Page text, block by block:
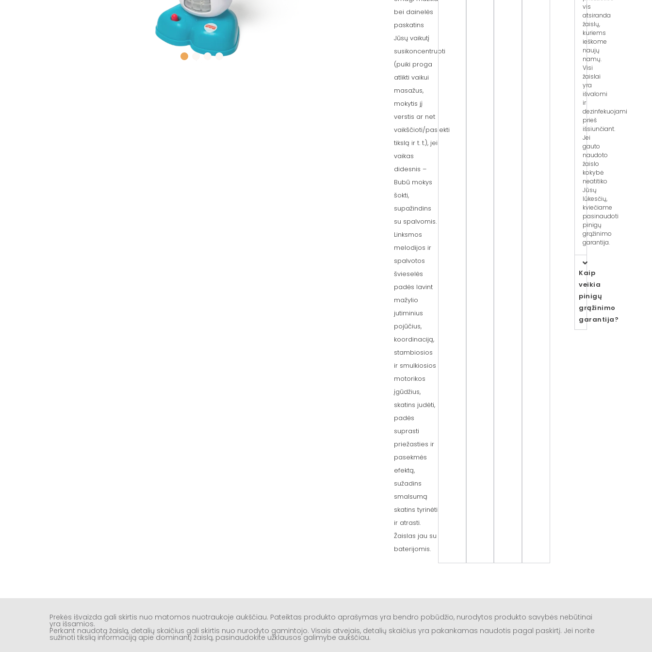
bei dainelės
paskatins
Jūsų vaikutį
susikoncentruoti
(puiki proga
atlikti vaikui
masažus,
mokytis jį
verstis ar net
vaikščioti/pasiekti
tikslą ir t. t.), jei
vaikas
didesnis –
Bubū mokys
šokti,
supažindins
su spalvomis.
Linksmos
melodijos ir
spalvotos
švieselės
padės lavint
mažylio
jutiminius
pojūčius,
koordinaciją,
stambiosios
ir smulkiosios
motorikos
įgūdžius,
skatins judėti,
padės
suprasti
priežasties ir
pasekmės
efektą,
sužadins
smalsumą
skatins tyrinėti
ir atrasti.
Žaislas jau su
baterijomis.
vis
atsiranda
žaislų,
kuriems
ieškome
naujų
namų.
Visi
žaislai
yra
išvalomi
ir
dezinfekuojami
prieš
išsiunčiant.
Jei
gauto
naudoto
žaislo
kokybė
neatitiko
Jūsų
lūkesčių,
kviečiame
pasinaudoti
pinigų
grąžinimo
garantija.
Kaip
veikia
pinigų
grąžinimo
garantija?
Prekės išvaizda gali skirtis nuo matomos nuotraukoje aukščiau. Pateiktas produkto aprašymas yra bendro pobūdžio, nurodytos produkto savybės nebūtinai
yra išsamios.
Perkant naudotą žaislą, detalių skaičius gali skirtis nuo nurodyto gamintojo. Visais atvejais, detalių skaičius yra pakankamas naudotis pagal paskirtį. Jei norite
sužinoti tikslią informaciją apie dominantį žaislą, pasinaudokite užklausos galimybe aukščiau.